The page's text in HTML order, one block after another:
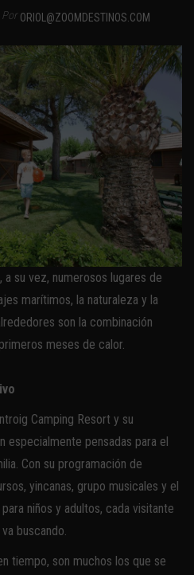
Por ORIOL@ZOOMDESTINOS.COM
su vez, numerosos lugares de
marítimos, la naturaleza y la
son la combinación
meses de calor.
Camping Resort y su
especialmente pensadas para el
Con su programación de
yincanas, grupo musicales y el
niños y adultos, cada visitante
buscando.
tiempo, son muchos los que se